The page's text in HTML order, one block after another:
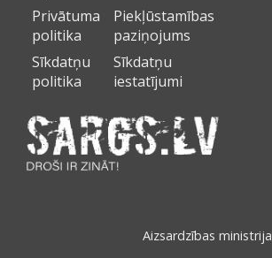
Privātuma
politika
Piekļūstamības
paziņojums
Sīkdatņu
politika
Sīkdatņu
iestatījumi
Aizsardzības ministrija